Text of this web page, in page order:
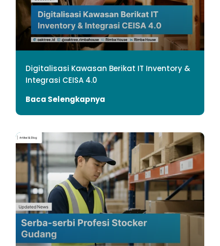
Digitalisasi Kawasan Berikat IT Inventory &
Integrasi CEISA 4.0
Baca Selengkapnya